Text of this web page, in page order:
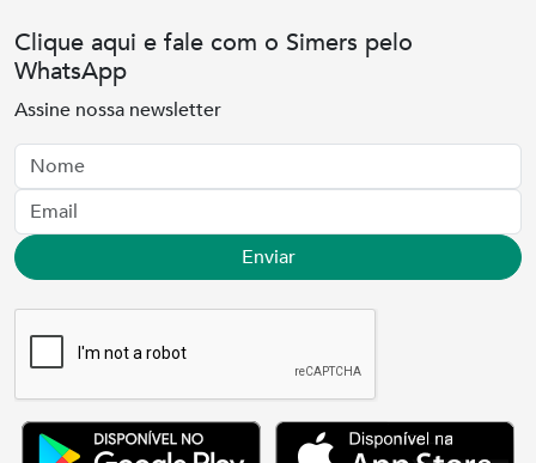
Clique aqui e fale com o Simers pelo
WhatsApp
Assine nossa newsletter
Nome
Email
Enviar